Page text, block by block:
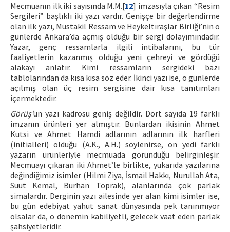
Mecmuanın ilk iki sayısında M.M.[12] imzasıyla çıkan “Resim
Sergileri” başlıklı iki yazı vardır. Genişçe bir değerlendirme
olan ilk yazı, Müstakil Ressam ve Heykeltıraşlar Birliği’nin o
günlerde Ankara’da açmış olduğu bir sergi dolayımındadır.
Yazar, genç ressamlarla ilgili intibalarını, bu tür
faaliyetlerin kazanmış olduğu yeni çehreyi ve gördüğü
alakayı anlatır. Kimi ressamların sergideki bazı
tablolarından da kısa kısa söz eder. İkinci yazı ise, o günlerde
açılmış olan üç resim sergisine dair kısa tanıtımları
içermektedir.
Görüş’ün yazı kadrosu geniş değildir. Dört sayıda 19 farklı
imzanın ürünleri yer almıştır. Bunlardan ikisinin Ahmet
Kutsi ve Ahmet Hamdi adlarının adlarının ilk harfleri
(initialleri) olduğu (A.K., A.H.) söylenirse, on yedi farklı
yazarın ürünleriyle mecmuada göründüğü belirginleşir.
Mecmuayı çıkaran iki Ahmet’le birlikte, yukarıda yazılarına
değindiğimiz isimler (Hilmi Ziya, İsmail Hakkı, Nurullah Ata,
Suut Kemal, Burhan Toprak), alanlarında çok parlak
simalardır. Derginin yazı ailesinde yer alan kimi isimler ise,
bu gün edebiyat yahut sanat dünyasında pek tanınmıyor
olsalar da, o dönemin kabiliyetli, gelecek vaat eden parlak
şahsiyetleridir.